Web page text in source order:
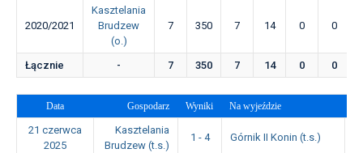
2020/2021
Kasztelania
Brudzew
(o.)
7 350 7 14 0 0
Łącznie - 7 350 7 14 0 0
Data Gospodarz Wyniki Na wyjeździe
21 czerwca
2025
Kasztelania
Brudzew (t.s.)
1 - 4 Górnik II Konin (t.s.)